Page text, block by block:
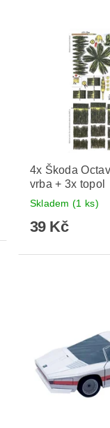
4x Škoda
vrba + 3x topol
Skladem(1 ks)
39 Kč